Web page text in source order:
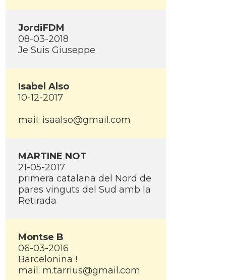
JordiFDM
08-03-2018
Je Suis Giuseppe
Isabel Also
10-12-2017
mail: isaalso@gmail.com
MARTINE NOT
21-05-2017
primera catalana del Nord de
pares vinguts del Sud amb la
Retirada
Montse B
06-03-2016
Barcelonina !
mail: m.tarrius@gmail.com